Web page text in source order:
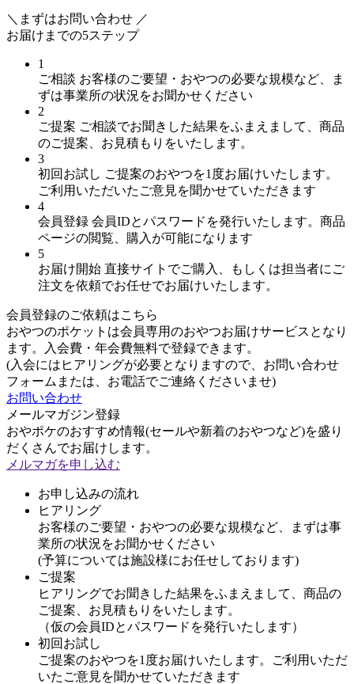
＼まずはお問い合わせ ／
お届けまでの5ステップ
1
ご相談 お客様のご要望・おやつの必要な規模など、ま
ずは事業所の状況をお聞かせください
2
ご提案 ご相談でお聞きした結果をふまえまして、商品
のご提案、お見積もりをいたします。
3
初回お試し ご提案のおやつを1度お届けいたします。
ご利用いただいたご意見を聞かせていただきます
4
会員登録 会員IDとパスワードを発行いたします。商品
ページの閲覧、購入が可能になります
5
お届け開始 直接サイトでご購入、もしくは担当者にご
注文を依頼でお任せでお届けいたします。
会員登録のご依頼はこちら
おやつのポケットは会員専用のおやつお届けサービスとなり
ます。入会費・年会費無料で登録できます。
(入会にはヒアリングが必要となりますので、お問い合わせ
フォームまたは、お電話でご連絡くださいませ)
お問い合わせ
メールマガジン登録
おやポケのおすすめ情報(セールや新着のおやつなど)を盛り
だくさんでお届けします。
メルマガを申し込む
お申し込みの流れ
ヒアリング
お客様のご要望・おやつの必要な規模など、まずは事
業所の状況をお聞かせください
(予算については施設様にお任せしております)
ご提案
ヒアリングでお聞きした結果をふまえまして、商品の
ご提案、お見積もりをいたします。
（仮の会員IDとパスワードを発行いたします）
初回お試し
ご提案のおやつを1度お届けいたします。ご利用いただ
いたご意見を聞かせていただきます